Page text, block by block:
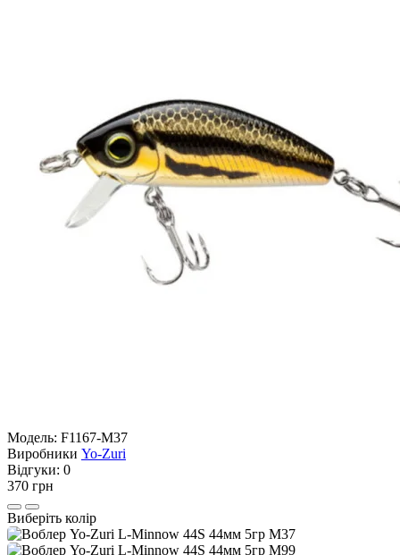
Модель: F1167-M37
Виробники Yo-Zuri
Відгуки: 0
370 грн
Виберіть колір